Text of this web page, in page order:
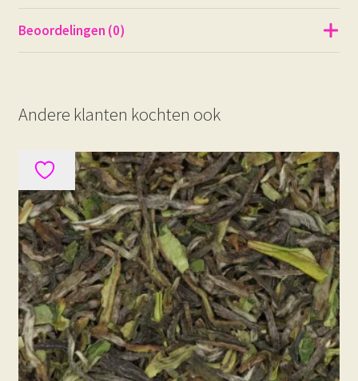
Beoordelingen (0)
Andere klanten kochten ook